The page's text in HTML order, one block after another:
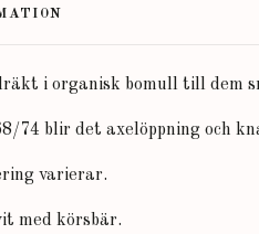
i organisk bomull till dem
74 blir det axelöppning och
varierar.
med körsbär.